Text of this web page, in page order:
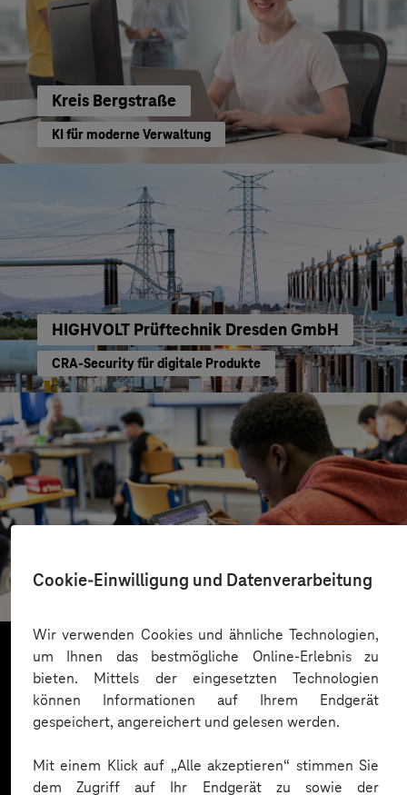
Cookie-Einwilligung und Datenverarbeitung
Wir verwenden Cookies und ähnliche Technologien,
um Ihnen das bestmögliche Online-Erlebnis zu
bieten. Mittels der eingesetzten Technologien
können Informationen auf Ihrem Endgerät
gespeichert, angereichert und gelesen werden.
Mit einem Klick auf „Alle akzeptieren“ stimmen Sie
dem Zugriff auf Ihr Endgerät zu sowie der
Kreis Bergstraße
KI für moderne Verwaltung
HIGHVOLT Prüftechnik Dresden GmbH
CRA-Security für digitale Produkte
Mit KI Sprachbarrieren überwinden
Mehr laden